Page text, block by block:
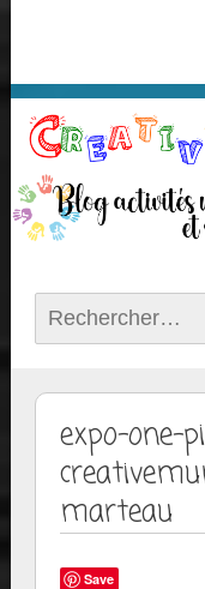
Rechercher :
expo-one-
marteau
Save